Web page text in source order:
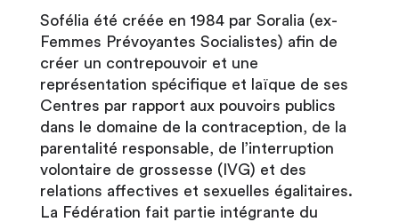
Sofélia été créée en 1984 par Soralia (ex-
Femmes Prévoyantes Socialistes) afin de
créer un contrepouvoir et une
représentation spécifique et laïque de ses
Centres par rapport aux pouvoirs publics
dans le domaine de la contraception, de la
parentalité responsable, de l’interruption
volontaire de grossesse (IVG) et des
relations affectives et sexuelles égalitaires.
La Fédération fait partie intégrante du